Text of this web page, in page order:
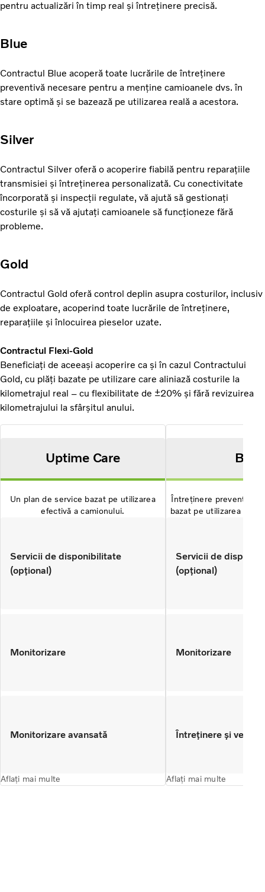
pentru actualizări în timp real și întreținere precisă.
Blue
Contractul Blue acoperă toate lucrările de întreținere
preventivă necesare pentru a menține camioanele dvs. în
stare optimă și se bazează pe utilizarea reală a acestora.
Silver
Contractul Silver oferă o acoperire fiabilă pentru reparațiile
transmisiei și întreținerea personalizată. Cu conectivitate
încorporată și inspecții regulate, vă ajută să gestionați
costurile și să vă ajutați camioanele să funcționeze fără
probleme.
Gold
Contractul Gold oferă control deplin asupra costurilor, inclusiv
de exploatare, acoperind toate lucrările de întreținere,
reparațiile și înlocuirea pieselor uzate.
Contractul Flexi-Gold
Beneficiați de aceeași acoperire ca și în cazul Contractului
Gold, cu plăți bazate pe utilizare care aliniază costurile la
kilometrajul real – cu flexibilitate de ±20% și fără revizuirea
kilometrajului la sfârșitul anului.
Uptime Care
Un plan de service bazat pe utilizarea
efectivă a camionului.
Servicii de disponibilitate
(opțional)
Monitorizare
Monitorizare avansată
Aflați mai multe
Blue
Întreținere preventivă
bazat pe utilizarea
Servicii de
(opțional)
Monitorizare
Întreținere și
Aflați mai multe